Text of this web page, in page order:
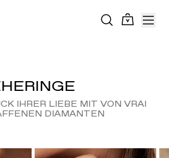
IHRER LIEBE MIT VON VRAI
DIAMANTEN